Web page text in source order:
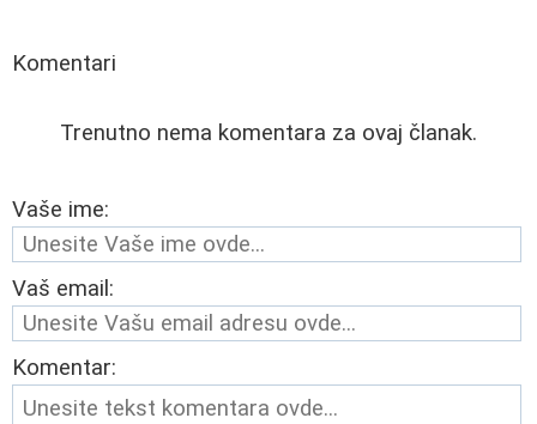
Komentari
Trenutno nema komentara za ovaj članak.
Vaše ime:
Vaš email:
Komentar: